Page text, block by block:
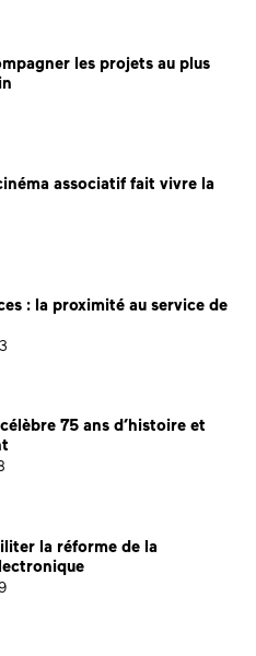
les projets au plus
associatif fait vivre la
: la proximité au service de
75 ans d’histoire et
la réforme de la